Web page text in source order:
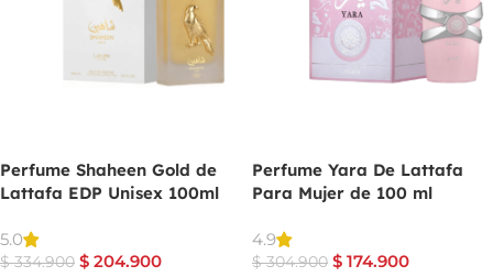
Perfume Shaheen Gold de
Lattafa EDP Unisex 100ml
5.0
$334.900 $ 204.900
Perfume Yara De Lattafa
Para Mujer de 100 ml
4.9
$304.900 $ 174.900